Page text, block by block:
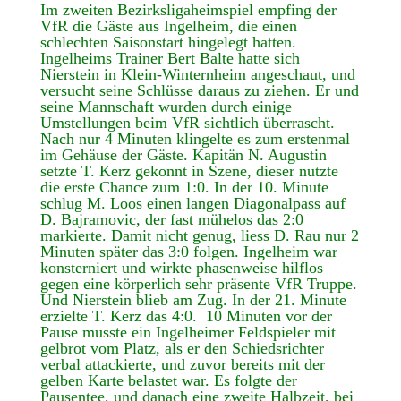
Im zweiten Bezirksligaheimspiel empfing der
VfR die Gäste aus Ingelheim, die einen
schlechten Saisonstart hingelegt hatten.
Ingelheims Trainer Bert Balte hatte sich
Nierstein in Klein-Winternheim angeschaut, und
versucht seine Schlüsse daraus zu ziehen. Er und
seine Mannschaft wurden durch einige
Umstellungen beim VfR sichtlich überrascht.
Nach nur 4 Minuten klingelte es zum erstenmal
im Gehäuse der Gäste. Kapitän N. Augustin
setzte T. Kerz gekonnt in Szene, dieser nutzte
die erste Chance zum 1:0. In der 10. Minute
schlug M. Loos einen langen Diagonalpass auf
D. Bajramovic, der fast mühelos das 2:0
markierte. Damit nicht genug, liess D. Rau nur 2
Minuten später das 3:0 folgen. Ingelheim war
konsterniert und wirkte phasenweise hilflos
gegen eine körperlich sehr präsente VfR Truppe.
Und Nierstein blieb am Zug. In der 21. Minute
erzielte T. Kerz das 4:0. 10 Minuten vor der
Pause musste ein Ingelheimer Feldspieler mit
gelbrot vom Platz, als er den Schiedsrichter
verbal attackierte, und zuvor bereits mit der
gelben Karte belastet war. Es folgte der
Pausentee, und danach eine zweite Halbzeit, bei